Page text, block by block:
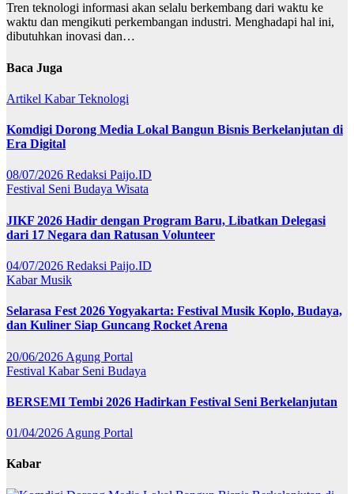
Tren teknologi informasi akan selalu berkembang dari waktu ke
waktu dan mengikuti perkembangan industri. Menghadapi hal ini,
dibutuhkan inovasi dan…
Baca Juga
Artikel KabarTeknologi
Komdigi Dorong Media Lokal Bangun Bisnis Berkelanjutan di
Era Digital
08/07/2026 Redaksi Paijo.ID
Festival Seni Budaya Wisata
JIKF 2026 Hadir dengan Program Baru, Libatkan Delegasi
dari 17 Negara dan Ratusan Volunteer
04/07/2026 Redaksi Paijo.ID
KabarMusik
Selarasa Fest 2026 Yogyakarta: Festival Musik Koplo, Budaya,
dan Kuliner Siap Guncang Rocket Arena
20/06/2026 Agung Portal
Festival Kabar Seni Budaya
BERSEMI Tembi 2026 Hadirkan Festival Seni Berkelanjutan
01/04/2026 Agung Portal
Kabar